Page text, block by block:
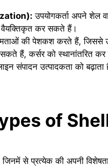
उपयोगकर्ता अपने शेल
वैयक्तिकृत कर सकते हैं।
की पेशकश करते हैं, जिससे
सकते हैं, कर्सर को
संपादन उत्पादकता को
of
से प्रत्येक की अपनी